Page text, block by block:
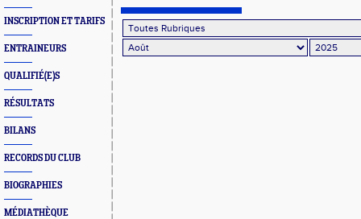
INSCRIPTION ET TARIFS
ENTRAINEURS
QUALIFIÉ(E)S
RÉSULTATS
BILANS
RECORDS DU CLUB
BIOGRAPHIES
MÉDIATHÈQUE